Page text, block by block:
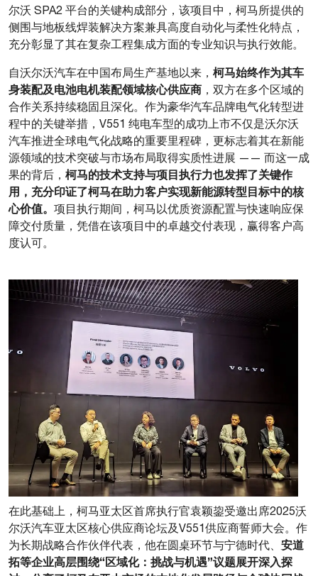
尔沃 SPA2 平台的关键构成部分，该项目中，柯马所提供的
侧围与地板线焊装解决方案兼具高度自动化与柔性化特点，
充分彰显了其在复杂工程集成方面的专业知识与执行效能。
自沃尔沃汽车在中国布局生产基地以来， 柯马始终作为其车
身装配及电池电机装配领域核心供应商 ，双方在多个区域的
合作关系持续稳固且深化。作为豪华汽车品牌电气化转型进
程中的关键举措，V551 纯电车型的成功上市不仅是沃尔沃
汽车推进全球电气化战略的重要里程碑，更标志着其在新能
源领域的技术突破与市场布局取得实质性进展 —— 而这一成
果的背后， 柯马的技术支持与项目执行力也发挥了关键作
用，充分印证了柯马在助力客户实现新能源转型目标中的核
心价值。 项目执行期间，柯马以优质资源配置与快速响应保
障交付质量，凭借在该项目中的卓越交付表现，赢得客户高
度认可。
在此基础上，柯马亚太区首席执行官袁颖鋆受邀出席2025沃
尔沃汽车亚太区核心供应商论坛及V551供应商誓师大会。作
为长期战略合作伙伴代表，他在圆桌环节与宁德时代、 安道
拓等企业高层围绕“区域化：挑战与机遇”议题展开深入探